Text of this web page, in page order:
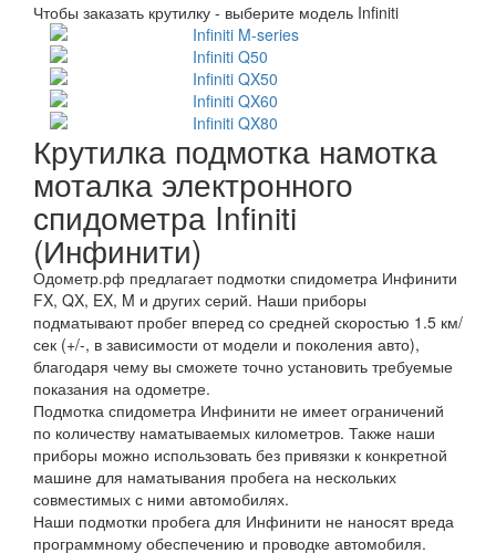
Чтобы заказать крутилку - выберите модель Infiniti
Infiniti M-series
Infiniti Q50
Infiniti QX50
Infiniti QX60
Infiniti QX80
Крутилка подмотка намотка
моталка электронного
спидометра Infiniti
(Инфинити)
Одометр.рф предлагает подмотки спидометра Инфинити
FX, QX, EX, M и других серий. Наши приборы
подматывают пробег вперед со средней скоростью 1.5 км/
сек (+/-, в зависимости от модели и поколения авто),
благодаря чему вы сможете точно установить требуемые
показания на одометре.
Подмотка спидометра Инфинити не имеет ограничений
по количеству наматываемых километров. Также наши
приборы можно использовать без привязки к конкретной
машине для наматывания пробега на нескольких
совместимых с ними автомобилях.
Наши подмотки пробега для Инфинити не наносят вреда
программному обеспечению и проводке автомобиля.